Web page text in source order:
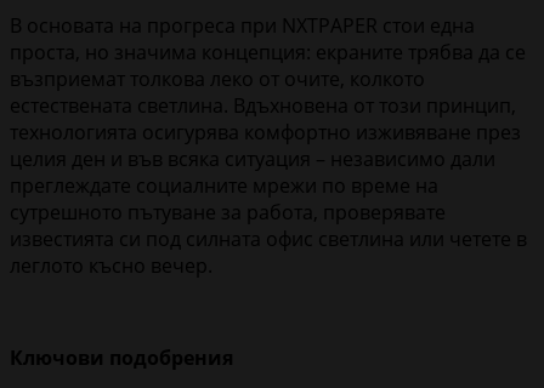
В основата на прогреса при NXTPAPER стои една
проста, но значима концепция: екраните трябва да се
възприемат толкова леко от очите, колкото
естествената светлина. Вдъхновена от този принцип,
технологията осигурява комфортно изживяване през
целия ден и във всяка ситуация – независимо дали
преглеждате социалните мрежи по време на
сутрешното пътуване за работа, проверявате
известията си под силната офис светлина или четете в
леглото късно вечер.
Ключови подобрения